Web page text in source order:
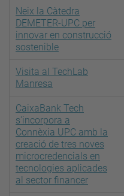
Neix la Càtedra
DEMETER-UPC per
innovar en construcció
sostenible
Visita al TechLab
Manresa
CaixaBank Tech
s'incorpora a
Connèxia UPC amb la
creació de tres noves
microcredencials en
tecnologies aplicades
al sector financer